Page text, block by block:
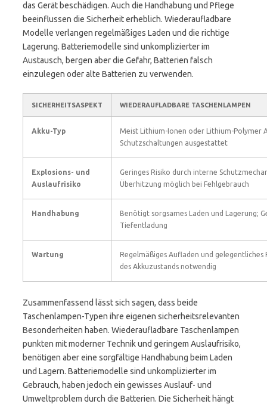
das Gerät beschädigen. Auch die Handhabung und Pflege
beeinflussen die Sicherheit erheblich. Wiederaufladbare
Modelle verlangen regelmäßiges Laden und die richtige
Lagerung. Batteriemodelle sind unkomplizierter im
Austausch, bergen aber die Gefahr, Batterien falsch
einzulegen oder alte Batterien zu verwenden.
SICHERHEITSASPEKT WIEDERAUFLADBARE TASCHENLAMPEN
Akku-Typ
Meist Lithium-Ionen oder Lithium-Polymer
Schutzschaltungen ausgestattet
Explosions- und
Auslaufrisiko
Geringes Risiko durch interne
Überhitzung möglich bei Fehlgebrauch
Handhabung
Benötigt sorgsames Laden und Lagerung;
Tiefentladung
Wartung
Regelmäßiges Aufladen und gelegentliches
des Akkuzustands notwendig
Zusammenfassend lässt sich sagen, dass beide
Taschenlampen-Typen ihre eigenen sicherheitsrelevanten
Besonderheiten haben. Wiederaufladbare Taschenlampen
punkten mit moderner Technik und geringem Auslaufrisiko,
benötigen aber eine sorgfältige Handhabung beim Laden
und Lagern. Batteriemodelle sind unkomplizierter im
Gebrauch, haben jedoch ein gewisses Auslauf- und
Umweltproblem durch die Batterien. Die Sicherheit hängt